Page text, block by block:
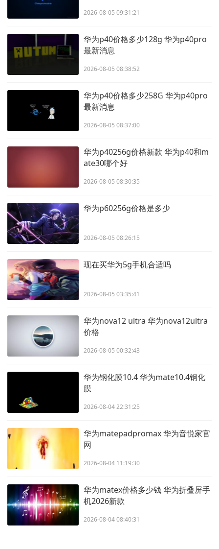
2026-08-05 09:31:21
华为p40价格多少128g 华为p40pro
最新消息
2026-08-05 08:38:52
华为p40价格多少258G 华为p40pro
最新消息
2026-08-05 08:37:00
华为p40256g价格新款 华为p40和m
ate30哪个好
2026-08-05 08:30:35
华为p60256g价格是多少
2026-08-05 08:26:15
现在买华为5g手机合适吗
2026-08-05 03:35:41
华为nova12 ultra 华为nova12ultra
价格
2026-08-05 00:32:43
华为钢化膜10.4 华为mate10.4钢化
膜
2026-08-04 22:31:25
华为matepadpromax 华为音悦家官
网
2026-08-04 11:19:30
华为matex价格多少钱 华为折叠屏手
机2026新款
2026-08-04 08:40:31